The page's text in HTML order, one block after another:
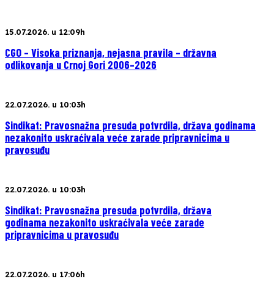
15.07.2026. u 12:09h
CGO – Visoka priznanja, nejasna pravila – državna
odlikovanja u Crnoj Gori 2006–2026
22.07.2026. u 10:03h
Sindikat: Pravosnažna presuda potvrdila, država godinama
nezakonito uskraćivala veće zarade pripravnicima u
pravosuđu
22.07.2026. u 10:03h
Sindikat: Pravosnažna presuda potvrdila, država
godinama nezakonito uskraćivala veće zarade
pripravnicima u pravosuđu
22.07.2026. u 17:06h